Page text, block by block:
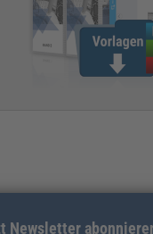
Newsletter